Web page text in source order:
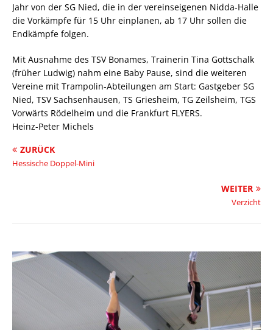
Jahr von der SG Nied, die in der vereinseigenen Nidda-Halle
die Vorkämpfe für 15 Uhr einplanen, ab 17 Uhr sollen die
Endkämpfe folgen.
Mit Ausnahme des TSV Bonames, Trainerin Tina Gottschalk
(früher Ludwig) nahm eine Baby Pause, sind die weiteren
Vereine mit Trampolin-Abteilungen am Start: Gastgeber SG
Nied, TSV Sachsenhausen, TS Griesheim, TG Zeilsheim, TGS
Vorwärts Rödelheim und die Frankfurt FLYERS.
Heinz-Peter Michels
ZURÜCK
Hessische Doppel-Mini
WEITER
Verzicht